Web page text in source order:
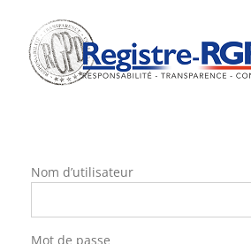
content
Nom d’utilisateur
Mot de passe